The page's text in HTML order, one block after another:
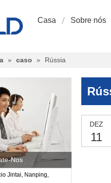
Casa Sobre nós
» caso » Rússia
Nos
Jintai, Nanping,
DEZ
11